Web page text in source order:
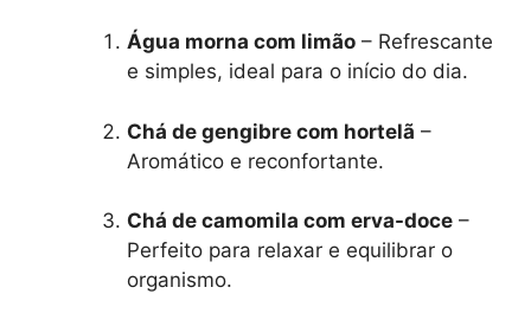
Água morna com limão– Refrescante
e simples, ideal para o início do dia.
Chá de gengibre com hortelã –
Aromático e reconfortante.
Chá de camomila com erva-doce–
Perfeito para relaxar e equilibrar o
organismo.